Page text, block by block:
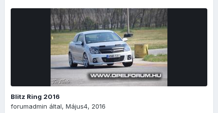
Blitz Ring 2016
forumadmin által, Május4, 2016